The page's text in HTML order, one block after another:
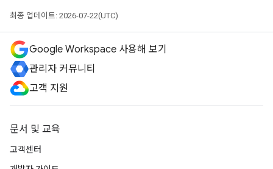
최종 업데이트: 2026-07-22(UTC)
Google Workspace 사용해 보기
관리자 커뮤니티
고객 지원
문서 및 교육
고객센터